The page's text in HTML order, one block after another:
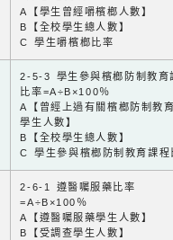
A【學生曾經嚼檳榔人數】
B【全校學生總人數】
C 學生嚼檳榔比率
2-5-3 學生參與檳榔防制教育
比率=A÷B×100％
A【曾經上過有關檳榔防制教
學生人數】
B【全校學生總人數】
C 學生參與檳榔防制教育課程
2-6-1 遵醫囑服藥比率
=A÷B×100％
A【遵醫囑服藥學生人數】
B【受調查學生人數】